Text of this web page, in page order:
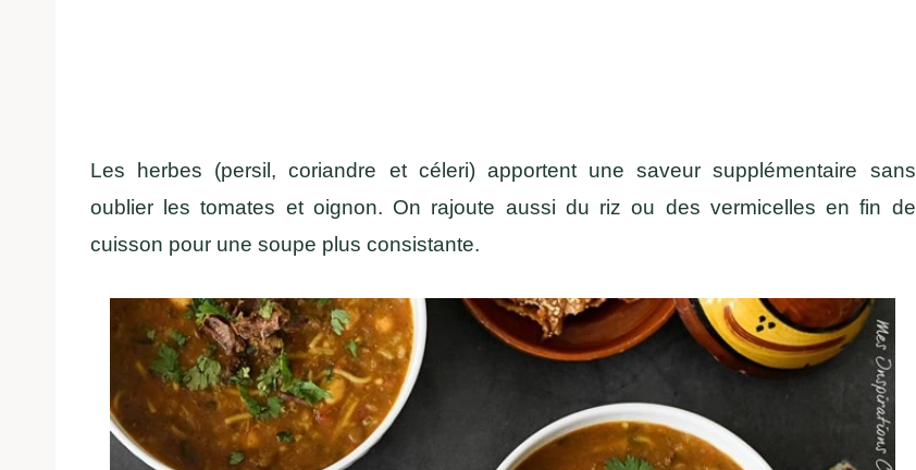
Les herbes (persil, coriandre et céleri) apportent une saveur supplémentaire sans
oublier les tomates et oignon. On rajoute aussi du riz ou des vermicelles en fin de
cuisson pour une soupe plus consistante.